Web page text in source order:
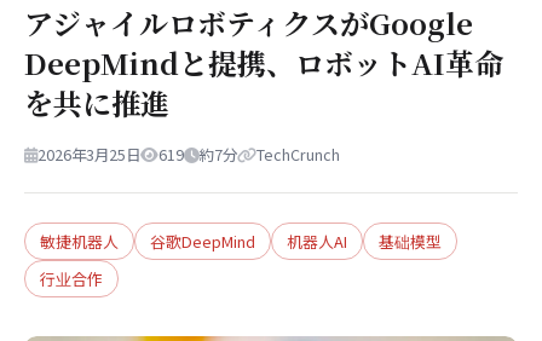
アジャイルロボティクスがGoogle
DeepMindと提携、ロボットAI革命
を共に推進
2026年3月25日 619 約7分 TechCrunch
敏捷机器人 谷歌DeepMind 机器人AI
基础模型
行业合作